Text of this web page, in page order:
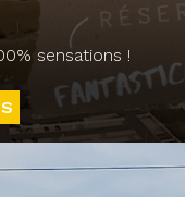
sensations !